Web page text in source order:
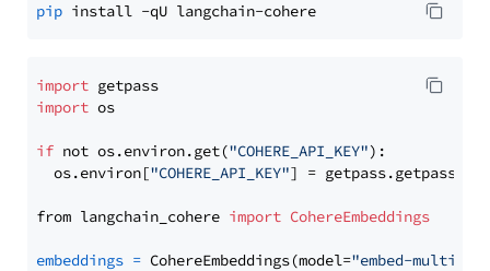
pip
import
import os
if not os.environ.get("COHERE_API_KEY"):
  os.environ[
"COHERE_API_KEY"] = getpass.getpass(
from langchain_cohere import CohereEmbeddings
embeddings = CohereEmbeddings(model="embed-